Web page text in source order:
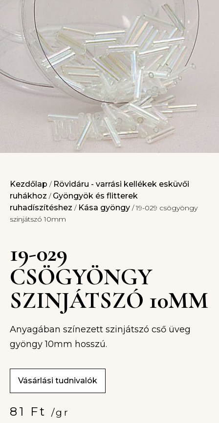
Kezdőlap / Rövidáru - varrási kellékek esküvői
ruhákhoz / Gyöngyök és flitterek
ruhadíszítéshez / Kása gyöngy / 19-029 csögyöngy
szinjátszó 10mm
19-029
CSÖGYÖNGY
SZINJÁTSZÓ 10MM
Anyagában színezett szinjátszó cső üveg
gyöngy 10mm hosszú.
Vásárlási tudnivalók
81 Ft /gr